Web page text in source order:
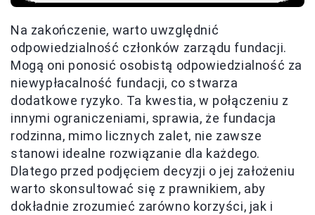
Na zakończenie, warto uwzględnić
odpowiedzialność członków zarządu fundacji.
Mogą oni ponosić osobistą odpowiedzialność za
niewypłacalność fundacji, co stwarza
dodatkowe ryzyko. Ta kwestia, w połączeniu z
innymi ograniczeniami, sprawia, że fundacja
rodzinna, mimo licznych zalet, nie zawsze
stanowi idealne rozwiązanie dla każdego.
Dlatego przed podjęciem decyzji o jej założeniu
warto skonsultować się z prawnikiem, aby
dokładnie zrozumieć zarówno korzyści, jak i